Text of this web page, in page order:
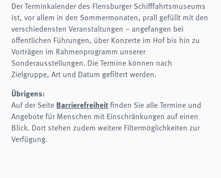
Der Terminkalender des Flensburger Schifffahrtsmuseums
ist, vor allem in den Sommermonaten, prall gefüllt mit den
verschiedensten Veranstaltungen – angefangen bei
öffentlichen Führungen, über Konzerte im Hof bis hin zu
Vorträgen im Rahmenprogramm unserer
Sonderausstellungen. Die Termine können nach
Zielgruppe, Art und Datum gefiltert werden.
Übrigens:
Auf der Seite Barrierefreiheitfinden Sie alle Termine und
Angebote für Menschen mit Einschränkungen auf einen
Blick. Dort stehen zudem weitere Filtermöglichkeiten zur
Verfügung.
schifffahrtsmuseum-flensburg.de
Zweck:
Login
Cookie Laufzeit:
Session
cookie_consent
Dieser Cookie speichert die ausgewählten Einverständnis-Optionen des Benutzers
1 Jahr